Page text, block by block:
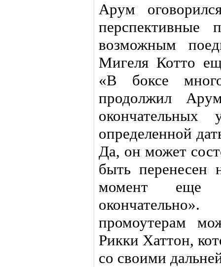
Арум
возможным
Мигеля Котто
«В боксе
продолжил
окончательных
определенной
Да, он может
быть перенесен
момент еще
промоутерам
Рикки Хаттон,
со своими